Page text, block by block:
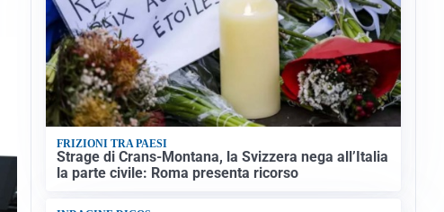
FRIZIONI TRA PAESI
Strage di Crans-Montana, la Svizzera nega all’Italia
la parte civile: Roma presenta ricorso